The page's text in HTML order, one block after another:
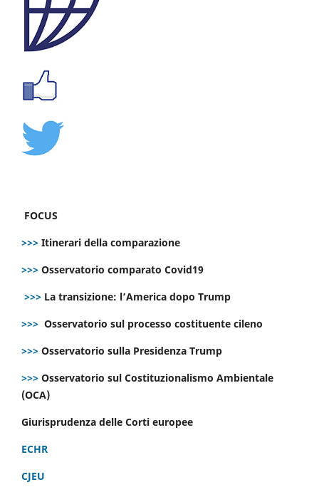
FOCUS
>>> Itinerari della comparazione
>>> Osservatorio comparato Covid19
>>> La transizione: l’America dopo Trump
>>> Osservatorio sul processo costituente cileno
>>> Osservatorio sulla Presidenza Trump
>>> Osservatorio sul Costituzionalismo Ambientale
(OCA)
Giurisprudenza delle Corti europee
ECHR
CJEU